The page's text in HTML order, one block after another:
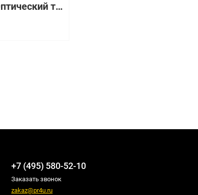
02310VEF Оптический трансивер Huawei
+7 (495) 580-52-10
Заказать звонок
zakaz@pr4u.ru